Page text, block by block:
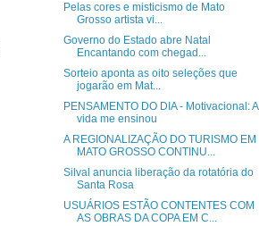
Pelas cores e misticismo de Mato
Grosso artista vi...
Governo do Estado abre Natal
Encantando com chegad...
Sorteio aponta as oito seleções que
jogarão em Mat...
PENSAMENTO DO DIA - Motivacional: A
vida me ensinou
A REGIONALIZAÇÃO DO TURISMO EM
MATO GROSSO CONTINU...
Silval anuncia liberação da rotatória do
Santa Rosa
USUÁRIOS ESTÃO CONTENTES COM
AS OBRAS DA COPA EM C...